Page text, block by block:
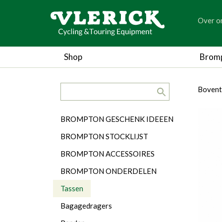
Over
Shop
Categorieën
BROMPTON GESCHENK IDEEEN
BROMPTON STOCKLIJST
BROMPTON ACCESSOIRES
BROMPTON ONDERDELEN
Tassen
Bagagedragers